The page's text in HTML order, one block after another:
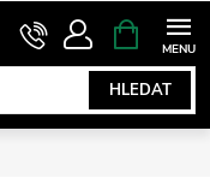
HLEDAT
NÁKUPNÍ
KOŠÍK